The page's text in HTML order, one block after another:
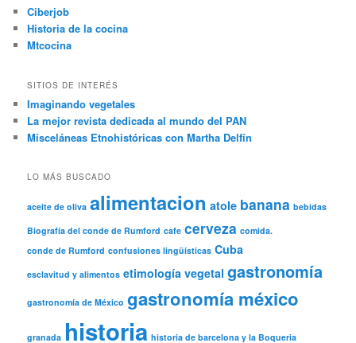
Ciberjob
Historia de la cocina
Mtcocina
SITIOS DE INTERÉS
Imaginando vegetales
La mejor revista dedicada al mundo del PAN
Misceláneas Etnohistóricas con Martha Delfín
LO MÁS BUSCADO
aceite de oliva alimentacion atole banana bebidas
Biografía del conde de Rumford cafe cerveza comida.
conde de Rumford confusiones lingüísticas Cuba
esclavitud y alimentos etimología vegetal gastronomía
gastronomía de México gastronomía méxico
granada historia historia de barcelona y la Boqueria